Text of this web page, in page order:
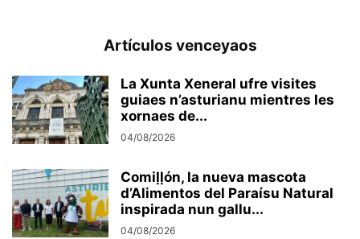
Artículos venceyaos
La Xunta Xeneral ufre visites
guiaes n’asturianu mientres les
xornaes de...
04/08/2026
Comiḷḷón, la nueva mascota
d’Alimentos del Paraísu Natural
inspirada nun gallu...
04/08/2026